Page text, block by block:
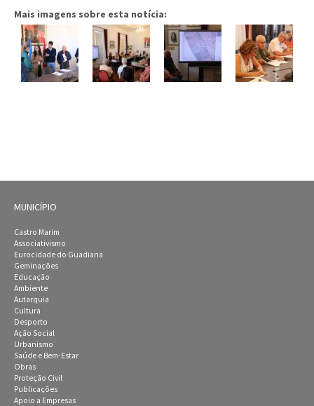
Mais imagens sobre esta notícia:
MUNICÍPIO
Castro Marim
Associativismo
Eurocidade do Guadiana
Geminações
Educação
Ambiente
Autarquia
Cultura
Desporto
Ação Social
Urbanismo
Saúde e Bem-Estar
Obras
Proteção Civil
Publicações
Apoio a Empresas